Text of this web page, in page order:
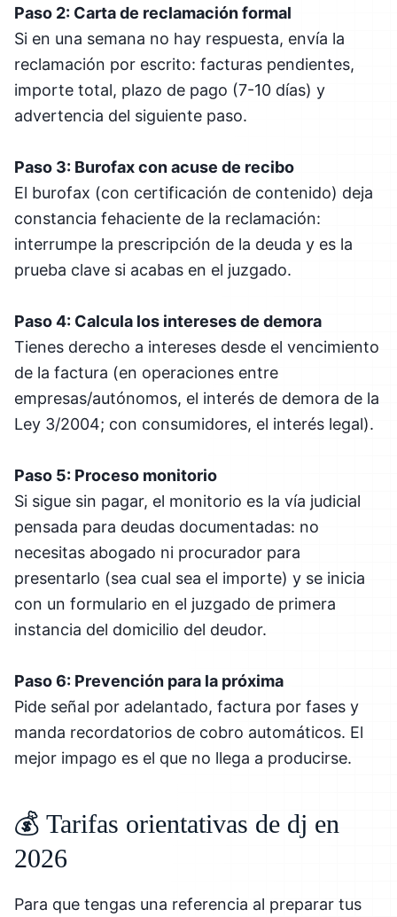
Paso 2: Carta de reclamación formal
Si en una semana no hay respuesta, envía la
reclamación por escrito: facturas pendientes,
importe total, plazo de pago (7-10 días) y
advertencia del siguiente paso.
Paso 3: Burofax con acuse de recibo
El burofax (con certificación de contenido) deja
constancia fehaciente de la reclamación:
interrumpe la prescripción de la deuda y es la
prueba clave si acabas en el juzgado.
Paso 4: Calcula los intereses de demora
Tienes derecho a intereses desde el vencimiento
de la factura (en operaciones entre
empresas/autónomos, el interés de demora de la
Ley 3/2004; con consumidores, el interés legal).
Paso 5: Proceso monitorio
Si sigue sin pagar, el monitorio es la vía judicial
pensada para deudas documentadas: no
necesitas abogado ni procurador para
presentarlo (sea cual sea el importe) y se inicia
con un formulario en el juzgado de primera
instancia del domicilio del deudor.
Paso 6: Prevención para la próxima
Pide señal por adelantado, factura por fases y
manda recordatorios de cobro automáticos. El
mejor impago es el que no llega a producirse.
💰 Tarifas orientativas de dj en
2026
Para que tengas una referencia al preparar tus